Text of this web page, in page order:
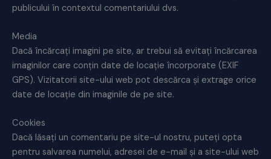
publicului în contextul comentariului dvs.
Media
Dacă încărcați imagini pe site, ar trebui să evitați încărcarea
imaginilor care conțin date de locație încorporate (EXIF
GPS). Vizitatorii site-ului web pot descărca și extrage orice
date de locație din imaginile de pe site.
Cookies
Dacă lăsați un comentariu pe site-ul nostru, puteți opta
pentru salvarea numelui, adresei de e-mail și a site-ului web